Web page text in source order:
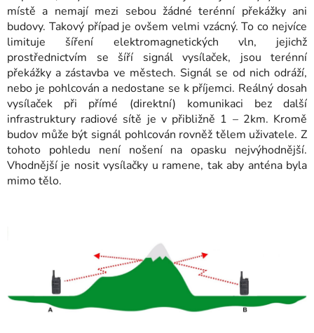
místě a nemají mezi sebou žádné terénní překážky ani
budovy. Takový případ je ovšem velmi vzácný.To co nejvíce
limituje šíření elektromagnetických vln, jejichž
prostřednictvím se šíří signál vysílaček, jsou terénní
překážky a zástavba ve městech. Signál se od nich odráží,
nebo je pohlcován a nedostane se k příjemci. Reálný dosah
vysílaček při přímé (direktní) komunikaci bez další
infrastruktury radiové sítě je v přibližně 1 – 2km. Kromě
budov může být signál pohlcován rovněž tělem uživatele. Z
tohoto pohledu není nošení na opasku nejvýhodnější.
Vhodnější je nosit vysílačky u ramene, tak aby anténa byla
mimo tělo.